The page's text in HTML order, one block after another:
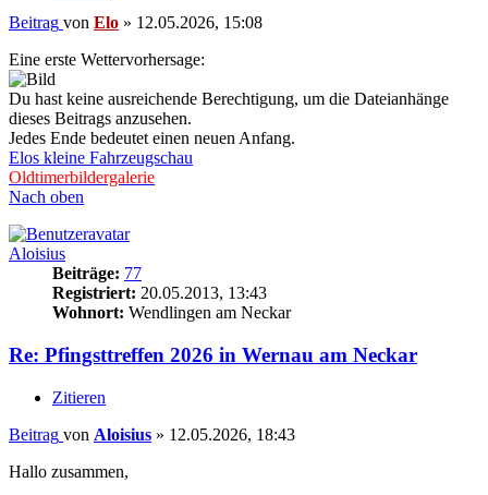
Beitrag von Elo » 12.05.2026, 15:08
Eine erste Wettervorhersage:
Du hast keine ausreichende Berechtigung, um die Dateianhänge
dieses Beitrags anzusehen.
Jedes Ende bedeutet einen neuen Anfang.
Elos kleine Fahrzeugschau
Oldtimerbildergalerie
Nach oben
Aloisius
Beiträge: 77
Registriert: 20.05.2013, 13:43
Wohnort: Wendlingen am Neckar
Re: Pfingsttreffen 2026 in Wernau am Neckar
Zitieren
Beitrag von Aloisius » 12.05.2026, 18:43
Hallo zusammen,